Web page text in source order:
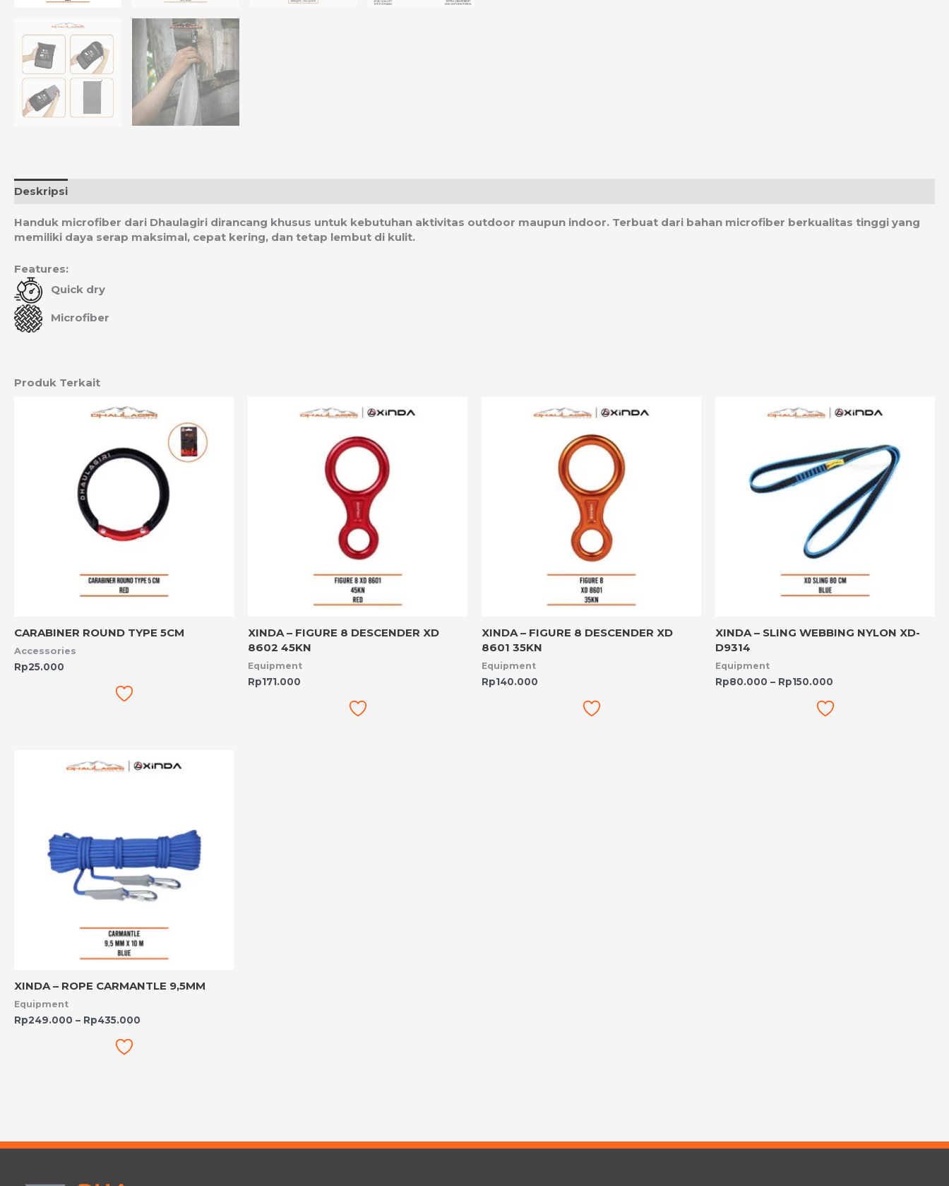
Deskripsi
Handuk microfiber dari Dhaulagiri dirancang khusus untuk kebutuhan aktivitas outdoor maupun indoor. Terbuat dari bahan microfiber berkualitas tinggi yang
memiliki daya serap maksimal, cepat kering, dan tetap lembut di kulit.
Features:
Quick dry
Microfiber
Produk Terkait
CARABINER ROUND TYPE 5CM
Accessories
Rp25.000
XINDA – FIGURE 8 DESCENDER XD
8602 45KN
Equipment
Rp171.000
XINDA – FIGURE 8 DESCENDER XD
8601 35KN
Equipment
Rp140.000
XINDA – SLING WEBBING NYLON XD-
D9314
Equipment
Rp80.000 – Rp150.000
harga:
Rp150.000
XINDA – ROPE CARMANTLE 9,5MM
Equipment
Rp249.000 – Rp435.000
harga: